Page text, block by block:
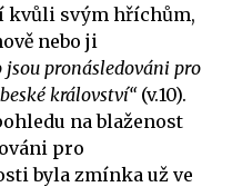
kvůli svým hříchům,
nebo ji
jsou pronásledováni pro
království“(v.10).
na blaženost
pro
byla zmínka už ve